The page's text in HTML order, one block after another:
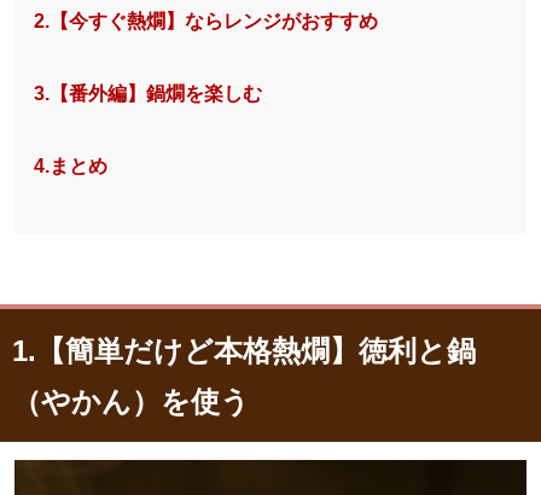
2.【今すぐ熱燗】ならレンジがおすすめ
3.【番外編】鍋燗を楽しむ
4.まとめ
1.【簡単だけど本格熱燗】徳利と鍋
（やかん）を使う